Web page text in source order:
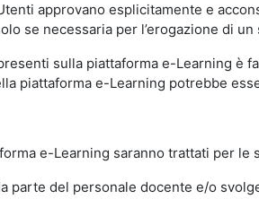
approvano esplicitamente e
se necessaria per l’erogazione di un
sulla piattaforma e-Learning è
piattaforma e-Learning potrebbe
e-Learning saranno trattati per le
del personale docente e/o